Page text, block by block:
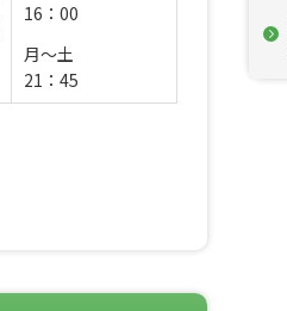
16：00
月～土
21：45